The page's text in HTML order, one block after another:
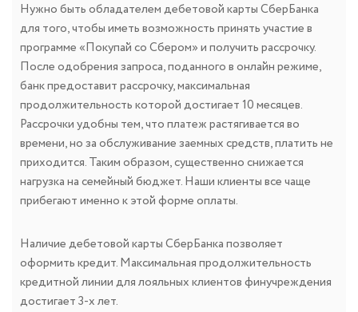
Нужно быть обладателем дебетовой карты СберБанка
для того, чтобы иметь возможность принять участие в
программе «Покупай со Сбером» и получить рассрочку.
После одобрения запроса, поданного в онлайн режиме,
банк предоставит рассрочку, максимальная
продолжительность которой достигает 10 месяцев.
Рассрочки удобны тем, что платеж растягивается во
времени, но за обслуживание заемных средств, платить не
приходится. Таким образом, существенно снижается
нагрузка на семейный бюджет. Наши клиенты все чаще
прибегают именно к этой форме оплаты.
Наличие дебетовой карты СберБанка позволяет
оформить кредит. Максимальная продолжительность
кредитной линии для лояльных клиентов финучреждения
достигает 3-х лет.